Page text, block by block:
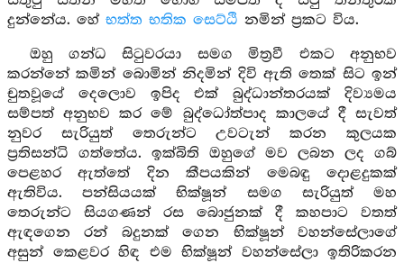
දුන්නේය. හේ භත්ත භතික සෙට්ඨි නමින් ප්‍රකට විය.
ඔහු ගන්ධ සිටුවරයා සමග මිත්‍රවී එකට අනුභව
කරන්නේ කමින් බොමින් නිදමින් දිවි ඇති තෙක් සිට ඉන්
චුතවූයේ දෙලොව ඉපිද එක් බුද්ධාන්තරයක් දිව්‍යමය
සම්පත් අනුභව කර මේ බුද්ධෝත්පාද කාලයේ දී සැවත්
නුවර සැරියුත් තෙරුන්ට උවටැන් කරන කුලයක
ප්‍රතිසන්ධි ගත්තේය. ඉක්බිති ඔහුගේ මව ලබන ලද ගබ්
පෙළහර ඇත්තේ දින කීපයකින් මෙබඳු දොළදුකක්
ඇතිවිය. පන්සියයක් භික්ෂූන් සමග සැරියුත් මහ
තෙරුන්ට සියගණන් රස බොජුනක් දී කහපාට වතත්
ඇඳගෙන රන් බදුනක් ගෙන භික්ෂූන් වහන්සේලාගේ
අසුන් කෙළවර හිඳ එම භික්ෂූන් වහන්සේලා ඉතිරිකරන